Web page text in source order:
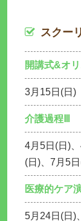
スクー
開講式&オ
3月15日(日)
介護過程Ⅲ
4月5日(日)
(日)、7月5
医療的ケア
5月24日(日)